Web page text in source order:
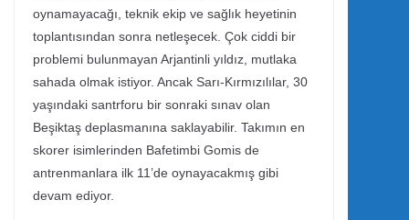
oynamayacağı, teknik ekip ve sağlık heyetinin
toplantısından sonra netleşecek. Çok ciddi bir
problemi bulunmayan Arjantinli yıldız, mutlaka
sahada olmak istiyor. Ancak Sarı-Kırmızılılar, 30
yaşındaki santrforu bir sonraki sınav olan
Beşiktaş deplasmanına saklayabilir. Takımın en
skorer isimlerinden Bafetimbi Gomis de
antrenmanlara ilk 11’de oynayacakmış gibi
devam ediyor.